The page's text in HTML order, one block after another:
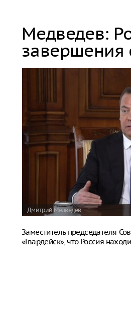
Медведев:
завершения
Дмитрий Медведев
Заместитель председателя
«Гвардейск», что Россия